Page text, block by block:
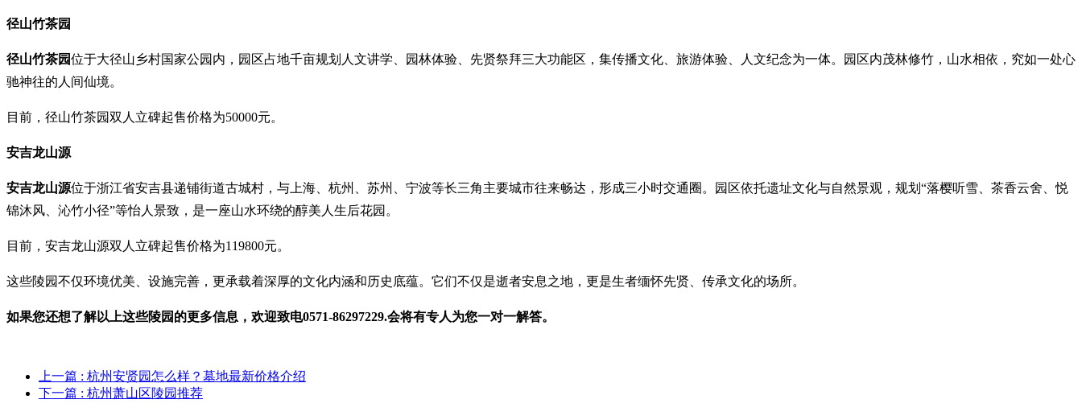
径山竹茶园
径山竹茶园位于大径山乡村国家公园内，园区占地千亩规划人文讲学、园林体验、先贤祭拜三大功能区，集传播文化、旅游体验、人文纪念为一体。园区内茂林修竹，山水相依，究如一处心
驰神往的人间仙境。
目前，径山竹茶园双人立碑起售价格为50000元。
安吉龙山源
安吉龙山源位于浙江省安吉县递铺街道古城村，与上海、杭州、苏州、宁波等长三角主要城市往来畅达，形成三小时交通圈。园区依托遗址文化与自然景观，规划“落樱听雪、茶香云舍、悦
锦沐风、沁竹小径”等怡人景致，是一座山水环绕的醇美人生后花园。
目前，安吉龙山源双人立碑起售价格为119800元。
这些陵园不仅环境优美、设施完善，更承载着深厚的文化内涵和历史底蕴。它们不仅是逝者安息之地，更是生者缅怀先贤、传承文化的场所。
如果您还想了解以上这些陵园的更多信息，欢迎致电0571-86297229.会将有专人为您一对一解答。
上一篇 : 杭州安贤园怎么样？墓地最新价格介绍
下一篇 : 杭州萧山区陵园推荐